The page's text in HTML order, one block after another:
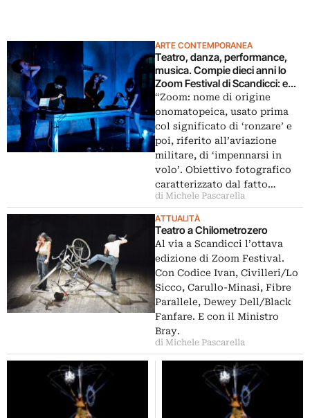
ARTE CONTEMPORANEA
Teatro, danza, performance,
musica. Compie dieci anni lo
Zoom Festival di Scandicci: e
festeggia con Fibre Parallele,
Isabella Mongelli, Vincenzo
Schino, Nicola Galli,
Barokthegreat
“Zoom: nome di origine
onomatopeica, usato prima
col significato di ‘ronzare’ e
poi, riferito all’aviazione
militare, di ‘impennarsi in
volo’. Obiettivo fotografico
caratterizzato dal fatto…
di Michele Pascarella
ATTUALITÀ
Teatro a Chilometrozero
Al via a Scandicci l’ottava
edizione di Zoom Festival.
Con Codice Ivan, Civilleri/Lo
Sicco, Carullo-Minasi, Fibre
Parallele, Dewey Dell/Black
Fanfare. E con il Ministro
Bray.
di Michele Pascarella